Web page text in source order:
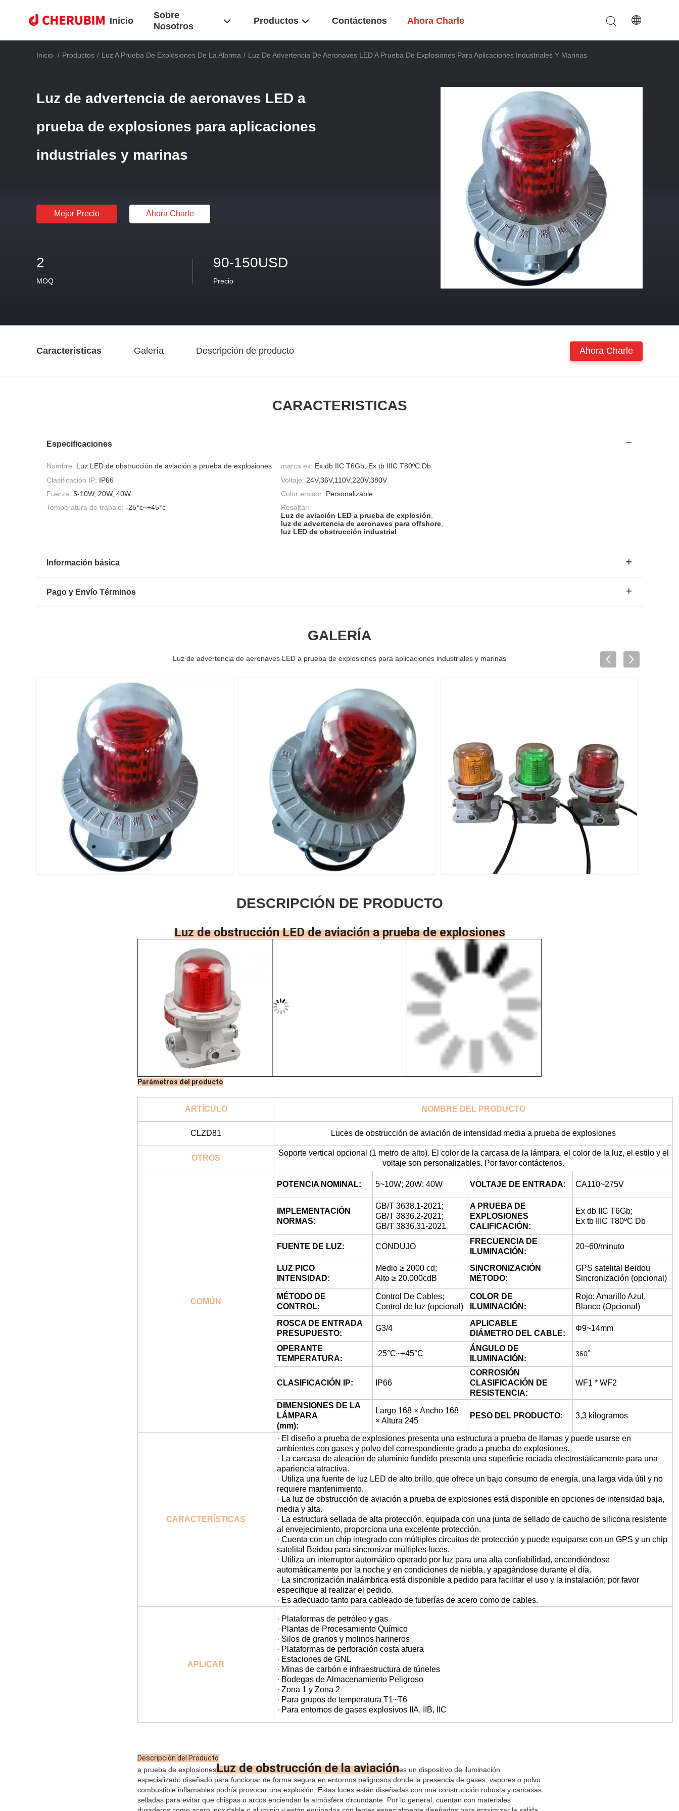
Inicio
Sobre
Nosotros
Productos Contáctenos Ahora Charle
Inicio / Productos / Luz A Prueba De Explosiones De La Alarma / Luz De Advertencia De Aeronaves LED A Prueba De Explosiones Para Aplicaciones Industriales Y Marinas
Luz de advertencia de aeronaves LED a
prueba de explosiones para aplicaciones
industriales y marinas
Mejor Precio Ahora Charle
2
MOQ
90-150USD
Precio
Caracteristicas Galería Descripción de producto Ahora Charle
CARACTERISTICAS
Especificaciones
Nombre: Luz LED de obstrucción de aviación a prueba de explosiones marca ex: Ex db IIC T6Gb; Ex tb IIIC T80ºC Db
Clasificación IP: IP66 Voltaje: 24V,36V,110V,220V,380V
Fuerza: 5-10W, 20W, 40W Color emisor: Personalizable
Temperatura de trabajo: -25°c~+45°c
Resaltar:
Luz de aviación LED a prueba de explosión
luz de advertencia de aeronaves para offshore
luz LED de obstrucción industrial
Información básica
Pago y Envío Términos
GALERÍA
Luz de advertencia de aeronaves LED a prueba de explosiones para aplicaciones industriales y marinas
DESCRIPCIÓN DE PRODUCTO
Luz de obstrucción LED de aviación a prueba de explosiones
Parámetros del producto
ARTÍCULO NOMBRE DEL PRODUCTO
CLZD81 Luces de obstrucción de aviación de intensidad media a prueba de explosiones
OTROS
Soporte vertical opcional (1 metro de alto). El color de la carcasa de la lámpara, el color de la luz, el estilo y el
voltaje son personalizables. Por favor contáctenos.
COMÚN
POTENCIA NOMINAL: 5~10W; 20W; 40W VOLTAJE DE ENTRADA: CA110~275V
IMPLEMENTACIÓN
NORMAS:
GB/T 3638.1-2021;
GB/T 3836.2-2021;
GB/T 3836.31-2021
A PRUEBA DE
EXPLOSIONES
CALIFICACIÓN:
Ex db IIC T6Gb;
Ex tb IIIC T80ºC Db
FUENTE DE LUZ: CONDUJO
FRECUENCIA DE
ILUMINACIÓN:
20~60/minuto
LUZ PICO
INTENSIDAD:
Medio ≥ 2000 cd;
Alto ≥ 20.000cdB
SINCRONIZACIÓN
MÉTODO:
GPS satelital Beidou
Sincronización (opcional)
MÉTODO DE
CONTROL:
Control De Cables;
Control de luz (opcional)
COLOR DE
ILUMINACIÓN:
Rojo; Amarillo Azul,
Blanco (Opcional)
ROSCA DE ENTRADA
PRESUPUESTO:
G3/4
APLICABLE
DIÁMETRO DEL CABLE:
Φ9~14mm
OPERANTE
TEMPERATURA:
-25°C~+45°C
ÁNGULO DE
ILUMINACIÓN:
360°
CLASIFICACIÓN IP: IP66
CORROSIÓN
CLASIFICACIÓN DE
RESISTENCIA:
WF1 * WF2
DIMENSIONES DE LA
LÁMPARA
(mm):
Largo 168 × Ancho 168
× Altura 245
PESO DEL PRODUCTO: 3,3 kilogramos
CARACTERÍSTICAS
· El diseño a prueba de explosiones presenta una estructura a prueba de llamas y puede usarse en
ambientes con gases y polvo del correspondiente grado a prueba de explosiones.
· La carcasa de aleación de aluminio fundido presenta una superficie rociada electrostáticamente para una
apariencia atractiva.
· Utiliza una fuente de luz LED de alto brillo, que ofrece un bajo consumo de energía, una larga vida útil y no
requiere mantenimiento.
· La luz de obstrucción de aviación a prueba de explosiones está disponible en opciones de intensidad baja,
media y alta.
· La estructura sellada de alta protección, equipada con una junta de sellado de caucho de silicona resistente
al envejecimiento, proporciona una excelente protección.
· Cuenta con un chip integrado con múltiples circuitos de protección y puede equiparse con un GPS y un chip
satelital Beidou para sincronizar múltiples luces.
· Utiliza un interruptor automático operado por luz para una alta confiabilidad, encendiéndose
automáticamente por la noche y en condiciones de niebla, y apagándose durante el día.
· La sincronización inalámbrica está disponible a pedido para facilitar el uso y la instalación; por favor
especifique al realizar el pedido.
· Es adecuado tanto para cableado de tuberías de acero como de cables.
APLICAR
· Plataformas de petróleo y gas
· Plantas de Procesamiento Químico
· Silos de granos y molinos harineros
· Plataformas de perforación costa afuera
· Estaciones de GNL
· Minas de carbón e infraestructura de túneles
· Bodegas de Almacenamiento Peligroso
· Zona 1 y Zona 2
· Para grupos de temperatura T1~T6
· Para entornos de gases explosivos IIA, IIB, IIC
Descripción del Producto
a prueba de explosionesLuz de obstrucción de la aviaciónes un dispositivo de iluminación
especializado diseñado para funcionar de forma segura en entornos peligrosos donde la presencia de gases, vapores o polvo
combustible inflamables podría provocar una explosión. Estas luces están diseñadas con una construcción robusta y carcasas
selladas para evitar que chispas o arcos enciendan la atmósfera circundante. Por lo general, cuentan con materiales